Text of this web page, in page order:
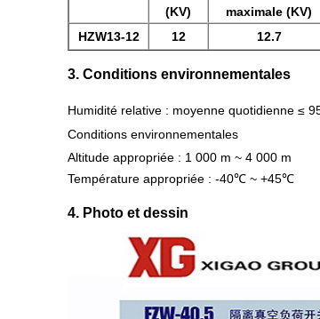
(KV)
maximale (KV)
HZW13-12 12 12.7
3. Conditions environnementales
Humidité relative : moyenne quotidienne ≤
Conditions environnementales
Altitude appropriée : 1 000 m ~ 4 000 m
Température appropriée : -40℃ ~ +45℃
4. Photo et dessin